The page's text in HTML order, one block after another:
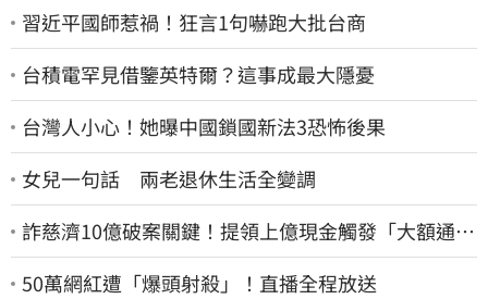
習近平國師惹禍！狂言1句嚇跑大批台商
台積電罕見借鑒英特爾？這事成最大隱憂
台灣人小心！她曝中國鎖國新法3恐怖後果
女兒一句話 兩老退休生活全變調
詐慈濟10億破案關鍵！提領上億現金觸發「大額通
報」神鬼律師遭擊落內幕
50萬網紅遭「爆頭射殺」！直播全程放送